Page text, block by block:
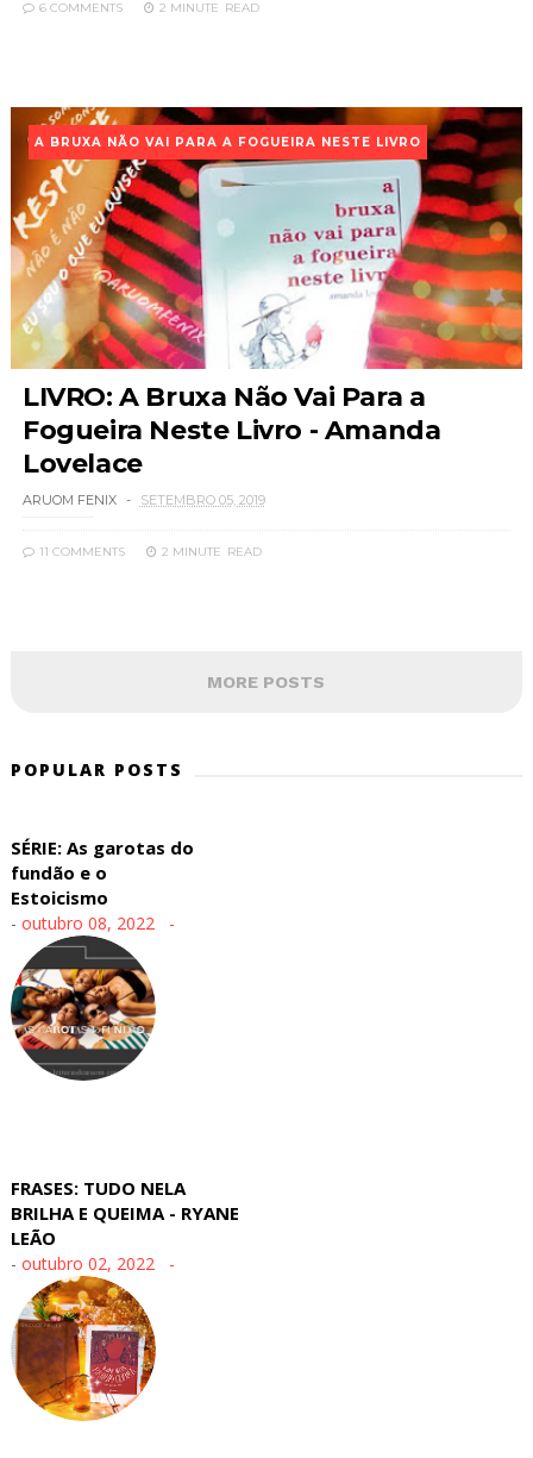
6 COMMENTS 2 MINUTE READ
A BRUXA NÃO VAI PARA A FOGUEIRA NESTE LIVRO
LIVRO: A Bruxa Não Vai Para a
Fogueira Neste Livro - Amanda
Lovelace
ARUOM FENIX SETEMBRO 05, 2019
11 COMMENTS 2 MINUTE READ
MORE POSTS
POPULAR POSTS
SÉRIE: As garotas do
fundão e o
Estoicismo
- outubro 08, 2022
FRASES: TUDO NELA
BRILHA E QUEIMA - RYANE
LEÃO
- outubro 02, 2022